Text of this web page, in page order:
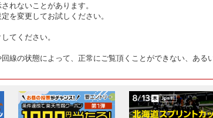
れないことがあります。
を変更してお試しください。
てください。
線の状態によって、正常にご覧頂くことができない、ある